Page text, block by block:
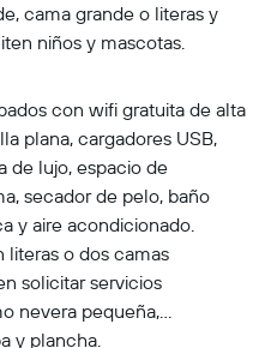
cama grande o literas y
niños y mascotas.
con wifi gratuita de alta
plana, cargadores USB,
de lujo, espacio de
secador de pelo, baño
y aire acondicionado.
o dos camas
solicitar servicios
nevera pequeña,
y plancha.